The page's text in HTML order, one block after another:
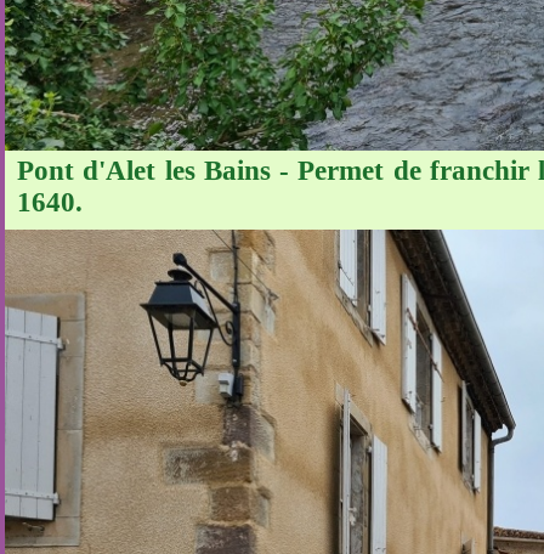
Pont d'Alet les Bains - Permet de franchir
1640.